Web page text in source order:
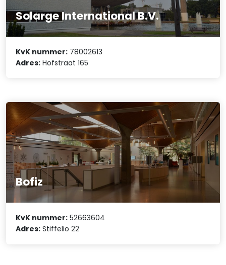
Solarge International B.V.
KvK nummer: 78002613
Adres: Hofstraat 165
Bofiz
KvK nummer: 52663604
Adres: Stiffelio 22